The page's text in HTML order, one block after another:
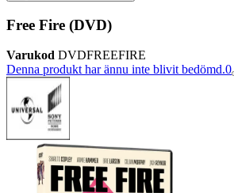
Free Fire (DVD)
Varukod DVDFREEFIRE
Denna produkt har ännu inte blivit bedömd.0